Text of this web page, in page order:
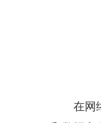
在网络